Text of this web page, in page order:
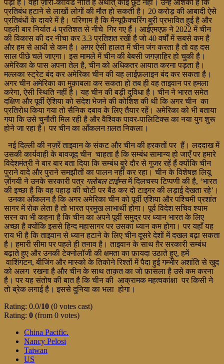
पड़ा है। वहाँ ज़ीरो-कोविड नीति है अर्थात् कोई छूट नहीं। उन्हें आशंका है कि
प्रतिबंध हटाने से लाखों लोगों की मौत हो सकती है। 20 करोड़ की आबादी ऐसे
प्रतिबंधों के दायरे में है। परिणाम है कि मैन्यूफ़ैक्चरिंग बुरी प्रभावित हुई है और
पहली बार निर्यात 4 प्रतिशत से नीचे गिर गए हैं। आईएमएफ़ ने 2022 में चीन
की विकास की दर नीचा कर 3.3 प्रतिशत रखी है जो 40 वर्षों में सबसे कम है
और हम से आधी से कम है। अगर ऐसी हालत में चीन जंग करता है तो वह दस
साल पीछे चले जाएगा। इस मामले में चीन की बेबसी जगज़ाहिर हो चुकी है।
अमेरिका के पास अपना तेल है, चीन को अधिकतर आयात करना पड़ता है।
मल्लका स्ट्रेट बंद कर अमेरिका चीन की यह लाईफ़लाइन बंद कर सकता है।
अगर चीन अमेरिका का मुक़ाबला कर सकता हो तब ही वह ताइवान पर हमला
करेगा, ऐसी स्थिति नहीं है। यह चीन की बड़ी दुविधा है। चीन ने भारत समेत
दक्षिण और पूर्वी ऐशिया को संदेश भेजने की कोशिश की थी कि अगर चीन का
प्रतिरोध किया गया तो सैनिक दबाव के लिए तैयार रहें। अमेरिका को भी बताया
गया कि उसे चुनौती मिल रही है और वैश्विक पावर-पालिटिक्स का नया युग शुरू
होने जा रहा है। पर चीन का आँकलन ग़लत निकला।
नई दिल्ली की नज़रें ताइवान के संकट और चीन की हरकतों पर हैं। लददाख में
उसकी कार्यवाही के बावजूद चीन चाहता है कि सम्बंध सामान्य हो जाएँ पर हमारे
विदेशमंत्री ने बार बार बता दिया कि सम्बंध बुरे दौर से गुजर रहें हैं क्योंकि चीन
पुराने वादे और पुराने समझौतों का पालन नहीं कर रहा। चीन के विशेषज्ञ लियू
ज़ोंगयी ने उनके सरकारी पत्र गलोबल टाईम्समें दिलचस्प टिप्पणी की है, ‘भारत
की इच्छा है कि वह पहाड़ की चोटी पर बैठ कर दो टाइगर की लड़ाई देखता रहे’।
उनका आँकलन है कि अगर अमेरिका चीन को पूर्वी एशिया और पश्चिमी प्रशांत
सागर में रोक लेता है तो भारत प्रमुख लाभार्थी होगा। पूर्व विदेश सचिव श्याम
सरन का भी कहना है कि चीन का अपने पूर्वी समुद्र पर ध्यान भारत के लिए
अच्छा है क्योंकि इससे हिन्द महासागर पर उसका ध्यान कम होगा। पर यहाँ यह
राय भी है कि ताइवान से ध्यान हटाने के लिए चीन दूसरे देशों में दखल बढ़ा सकता
है। हमारी सीमा पर पहले ही तनाव है। ताइवान के साथ ग़ैर सरकारी सम्बंध
बढ़ाते हुए और उनकी टेक्नोलॉजी की क्षमता का फ़ायदा उठाते हुए, हमें
वाशिंगटन, बीजिंग और मास्को के तिकोने रिश्तों में पैदा हुई गम्भीर अशांति से खुद
को अलग रखना है और चीन के साथ ताक़त का जो फ़ासला है उसे कम करना
है। पर यह संतोष की बात है कि चीन की आक्रामक महत्वकांक्षा पर किसी ने
तो ब्रेक लगाई है। इससे दुनिया का भला होगा।
Rating: 0.0/10 (0 votes cast)
Rating: 0 (from 0 votes)
China Pacific.
Nancy Pelosi
Taiwan
US